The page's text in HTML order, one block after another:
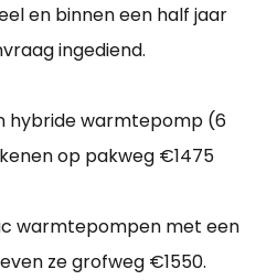
en binnen een half jaar
ingediend.
hybride warmtepomp (6
op pakweg €1475
warmtepompen met een
ze grofweg €1550.